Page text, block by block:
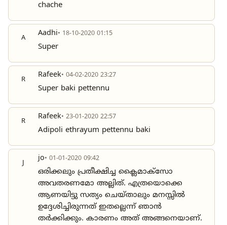
chache
A Aadhi• 18-10-2020 01:15
Super
R Rafeek• 04-02-2020 23:27
Super baki pettennu
R Rafeek• 23-01-2020 22:57
Adipoli ethrayum pettennu baki
jo• 01-01-2020 09:42
ഒരിക്കലും പ്രതീക്ഷിച്ച ക്ലൈമാക്സോ
അവതരണമോ അല്ലിത്. എത്രയൊക്കെ
ആണയിട്ടു സത്യം ചെയ്താലും മനസ്സിൽ
ഉദ്ദേശിച്ചിരുന്നത് ഇതല്ലെന്ന് ഞാൻ
തർക്കിക്കും. കാരണം അത് അങ്ങനെയാണ്.